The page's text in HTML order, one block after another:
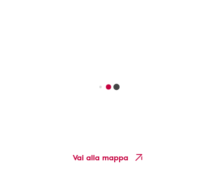
Vai alla mappa